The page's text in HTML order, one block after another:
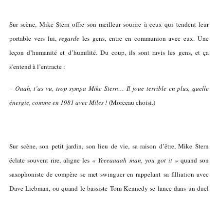
Sur scène, Mike Stern offre son meilleur sourire à ceux qui tendent leur
portable vers lui,regarde les gens, entre en communion avec eux. Une
leçon d’humanité et d’humilité. Du coup, ils sont ravis les gens, et ça
s’entend à l’entracte :
– Ouah, t’as vu, trop sympa Mike Stern… Il joue terrible en plus, quelle
énergie, comme en 1981 avec Miles ! (Morceau choisi.)
Sur scène, son petit jardin, son lieu de vie, sa raison d’être, Mike Stern
éclate souvent rire, aligne les « Yeeeaaaah man, you got it » quand son
saxophoniste de compère se met swinguer en rappelant sa filliation avec
Dave Liebman, ou quand le bassiste Tom Kennedy se lance dans un duel